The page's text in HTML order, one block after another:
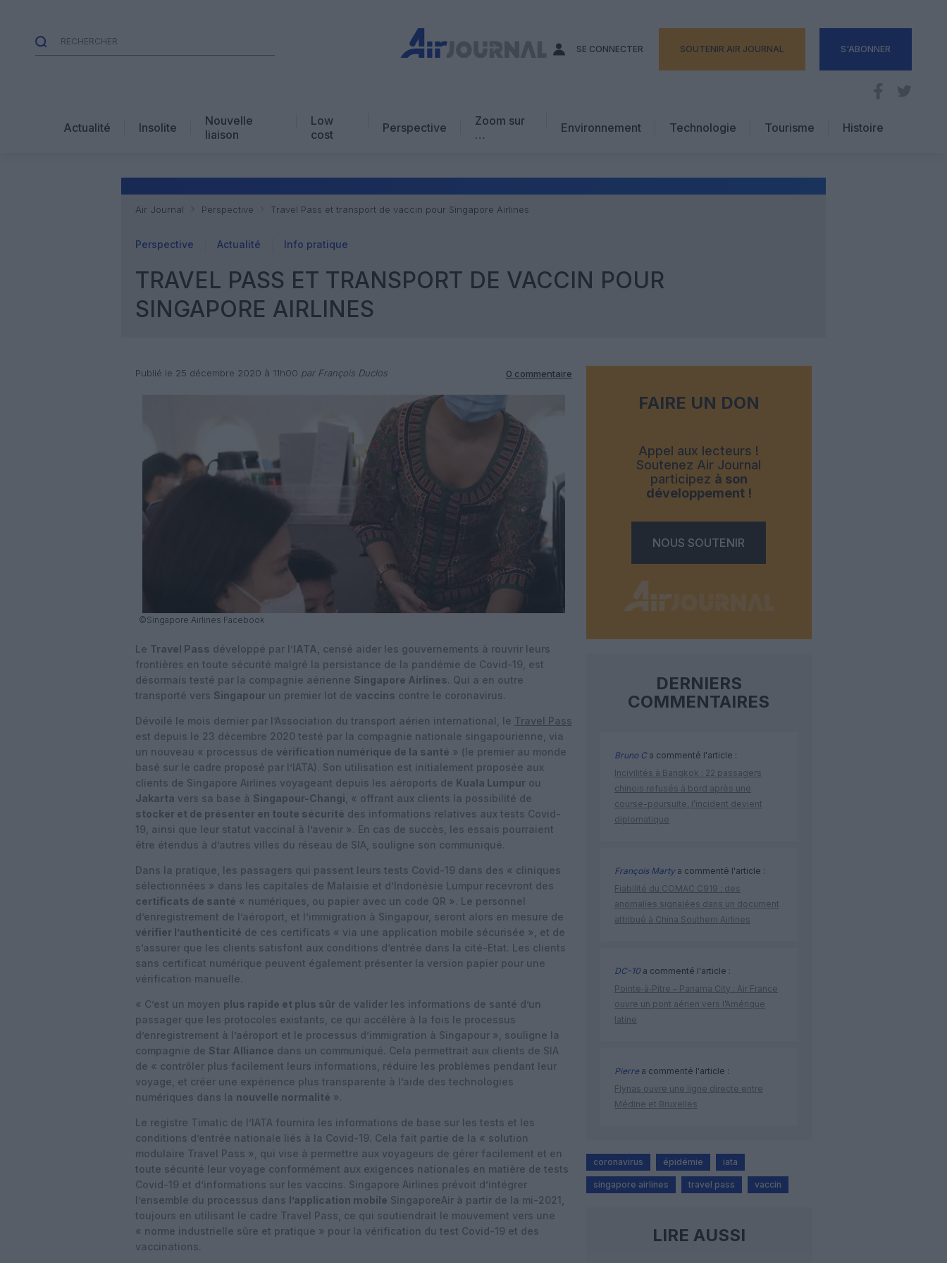
SE CONNECTER SOUTENIR AIR JOURNAL S'ABONNER
Actualité Insolite
Nouvelle
liaison
Low
cost
Perspective
Zoom sur
…
Avis d’expert
Environnement Technologie
Tourisme
Hôtellerie
Histoire
Air Journal Perspective Travel Pass et transport de vaccin pour Singapore Airlines
Perspective Actualité Info pratique
TRAVEL PASS ET TRANSPORT DE VACCIN POUR
SINGAPORE AIRLINES
Publié le 25 décembre 2020 à 11h00 par François Duclos 0 commentaire
©Singapore Airlines Facebook
Le Travel Pass développé par l’IATA
, censé aider les gouvernements à rouvrir leurs
frontières en toute sécurité malgré la persistance de la pandémie de Covid-19, est
désormais testé par la compagnie aérienne Singapore Airlines. Qui a en outre
transporté vers Singapour un premier lot de vaccins contre le coronavirus.
Dévoilé le mois dernier par l’Association du transport aérien international, le Travel Pass
est depuis le 23 décembre 2020 testé par la compagnie nationale singapourienne, via
un nouveau « processus de vérification numérique de la santé » (le premier au monde
basé sur le cadre proposé par l’IATA). Son utilisation est initialement proposée aux
clients de Singapore Airlines voyageant depuis les aéroports de Kuala Lumpur ou
Jakarta vers sa base à Singapour-Changi , « offrant aux clients la possibilité de
stocker et de présenter en toute sécurité des informations relatives aux tests Covid-
19, ainsi que leur statut vaccinal à l’avenir ». En cas de succès, les essais pourraient
être étendus à d’autres villes du réseau de SIA, souligne son communiqué.
Dans la pratique, les passagers qui passent leurs tests Covid-19 dans des « cliniques
sélectionnées » dans les capitales de Malaisie et d’Indonésie Lumpur recevront des
certificats de santé « numériques, ou papier avec un code QR ». Le personnel
d’enregistrement de l’aéroport, et l’immigration à Singapour, seront alors en mesure de
vérifier l’authenticité de ces certificats « via une application mobile sécurisée », et de
s’assurer que les clients satisfont aux conditions d’entrée dans la cité-Etat. Les clients
sans certificat numérique peuvent également présenter la version papier pour une
vérification manuelle.
« C’est un moyen plus rapide et plus sûr de valider les informations de santé d’un
passager que les protocoles existants, ce qui accélère à la fois le processus
d’enregistrement à l’aéroport et le processus d’immigration à Singapour », souligne la
compagnie de Star Alliance dans un communiqué. Cela permettrait aux clients de SIA
de « contrôler plus facilement leurs informations, réduire les problèmes pendant leur
voyage, et créer une expérience plus transparente à l’aide des technologies
numériques dans la nouvelle normalité ».
Le registre Timatic de l’IATA fournira les informations de base sur les tests et les
conditions d’entrée nationale liés à la Covid-19. Cela fait partie de la « solution
modulaire Travel Pass », qui vise à permettre aux voyageurs de gérer facilement et en
toute sécurité leur voyage conformément aux exigences nationales en matière de tests
Covid-19 et d’informations sur les vaccins. Singapore Airlines prévoit d’intégrer
l’ensemble du processus dans l’application mobile SingaporeAir à partir de la mi-2021,
toujours en utilisant le cadre Travel Pass, ce qui soutiendrait le mouvement vers une
« norme industrielle sûre et pratique » pour la vérification du test Covid-19 et des
vaccinations.
FAIRE UN DON
Appel aux lecteurs !
Soutenez Air Journal
participez à son
développement !
NOUS SOUTENIR
DERNIERS
COMMENTAIRES
Bruno Ca commenté l'article :
Incivilités à Bangkok : 22 passagers
chinois refusés à bord après une
course-poursuite, l’incident devient
diplomatique
François Martya commenté l'article :
Fiabilité du COMAC C919 : des
anomalies signalées dans un document
attribué à China Southern Airlines
DC-10 a commenté l'article :
Pointe‑à‑Pitre – Panama City : Air France
ouvre un pont aérien vers l’Amérique
latine
Pierrea commenté l'article :
Flynas ouvre une ligne directe entre
Médine et Bruxelles
coronavirus épidémie iata
singapore airlines travel pass vaccin
LIRE AUSSI